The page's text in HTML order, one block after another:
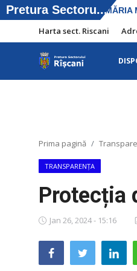
Harta sect. Riscani
98 | mail:
SERVICII SECTOR
ADMINISTRAŢIA
Transparența
Prima pagină
TRANSPARENȚA
Protecția
Jan 26, 2024 - 15:16